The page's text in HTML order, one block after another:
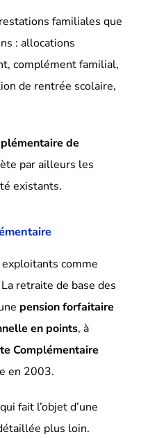
familiales que
: allocations
complément familial,
de rentrée scolaire,
de
par ailleurs les
existants.
comme
retraite de base des
pension forfaitaire
en points, à
Complémentaire
en 2003.
fait l’objet d’une
plus loin.